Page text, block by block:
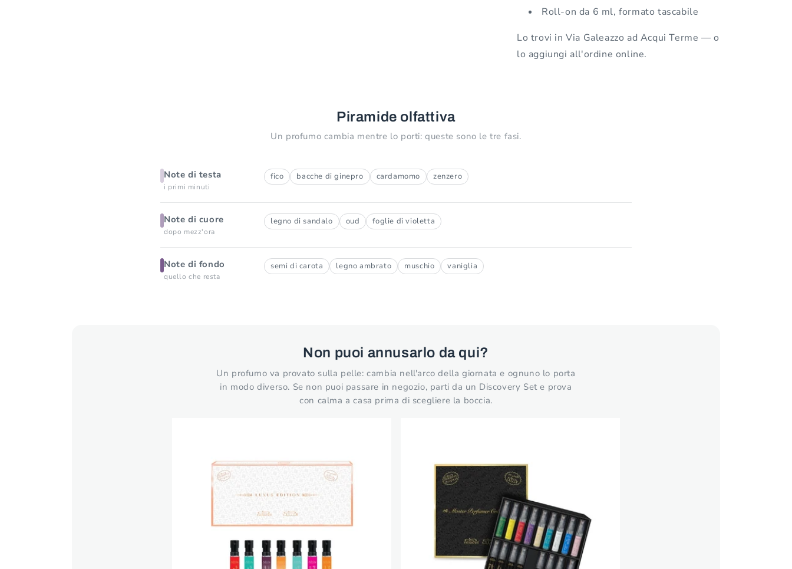
Roll-on da 6 ml, formato tascabile
Lo trovi in Via Galeazzo ad Acqui Terme — o
lo aggiungi all'ordine online.
Piramide olfattiva
Un profumo cambia mentre lo porti: queste sono le tre fasi.
Note di testa
i primi minuti
fico bacche di ginepro cardamomo zenzero
Note di cuore
dopo mezz'ora
legno di sandalo oud foglie di violetta
Note di fondo
quello che resta
semi di carota legno ambrato muschio vaniglia
Non puoi annusarlo da qui?
Un profumo va provato sulla pelle: cambia nell'arco della giornata e ognuno lo porta
in modo diverso. Se non puoi passare in negozio, parti da un Discovery Set e prova
con calma a casa prima di scegliere la boccia.